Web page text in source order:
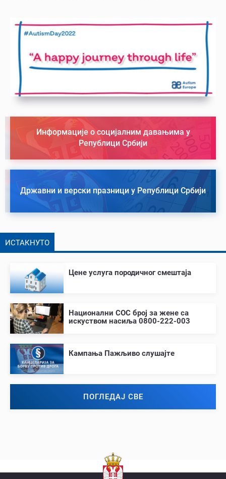
Информације о социјалним давањима у
Републици Србији
Државни и верски празници у Републици Србији
ИСТАКНУТО
Цене услуга породичног смештаја
Национални СОС број за жене са
искуством насиља 0800-222-003
Кампања Пажљиво слушајте
ПОГЛЕДАЈ СВЕ